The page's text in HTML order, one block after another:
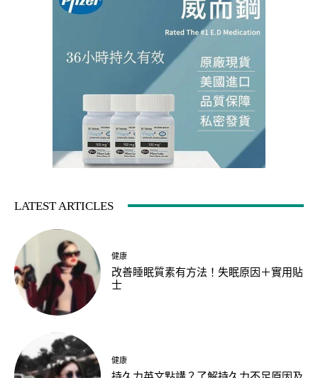
LATEST ARTICLES
健康
改善睡眠質素有方法！失眠原因＋實用貼
士
健康